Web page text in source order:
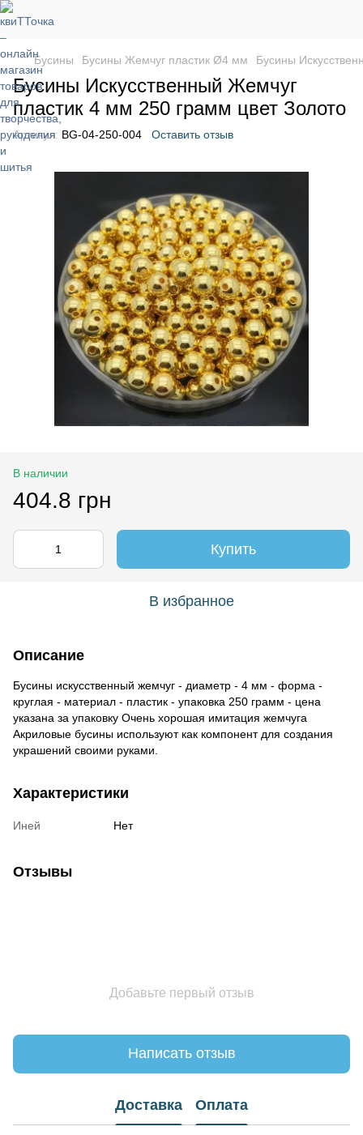
Бусины Бусины Жемчуг пластик Ø4 мм Бусины
Бусины Искусственный Жемчуг
пластик 4 мм 250 грамм цвет Золото
Артикул: BG-04-250-004 Оставить отзыв
В наличии
404.8 грн
Купить
В избранное
Описание
Бусины искусственный жемчуг - диаметр - 4 мм - форма -
круглая - материал - пластик - упаковка 250 грамм - цена
указана за упаковку Очень хорошая имитация жемчуга
Акриловые бусины используют как компонент для создания
украшений своими руками.
Характеристики
Иней Нет
Отзывы
Добавьте первый отзыв
Написать отзыв
Доставка Оплата